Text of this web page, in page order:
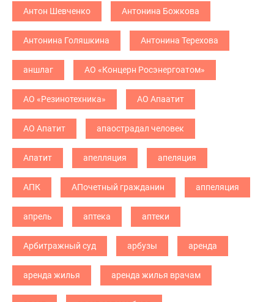
Антон Шевченко Антонина Божкова
Антонина Голяшкина Антонина Терехова
аншлаг АО «Концерн Росэнергоатом»
АО «Резинотехника» АО Апаатит
АО Апатит апаострадал человек
Апатит апелляция апеляция
АПК АПочетный гражданин аппеляция
апрель аптека аптеки
Арбитражный суд арбузы аренда
аренда жилья аренда жилья врачам